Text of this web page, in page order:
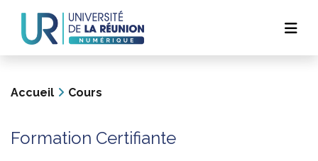
contenu
principal
Navigation
principale
Accueil Cours
Formation Certifiante